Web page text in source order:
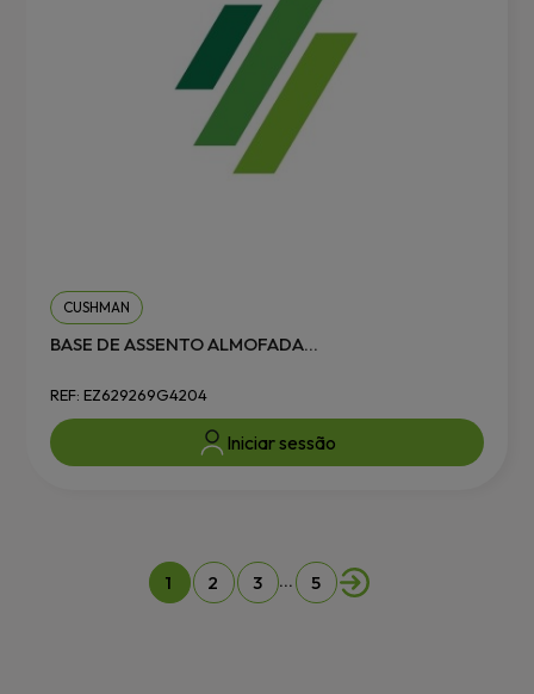
CUSHMAN
BASE DE ASSENTO ALMOFADA...
REF: EZ629269G4204
Iniciar sessão
1 2 3 … 5